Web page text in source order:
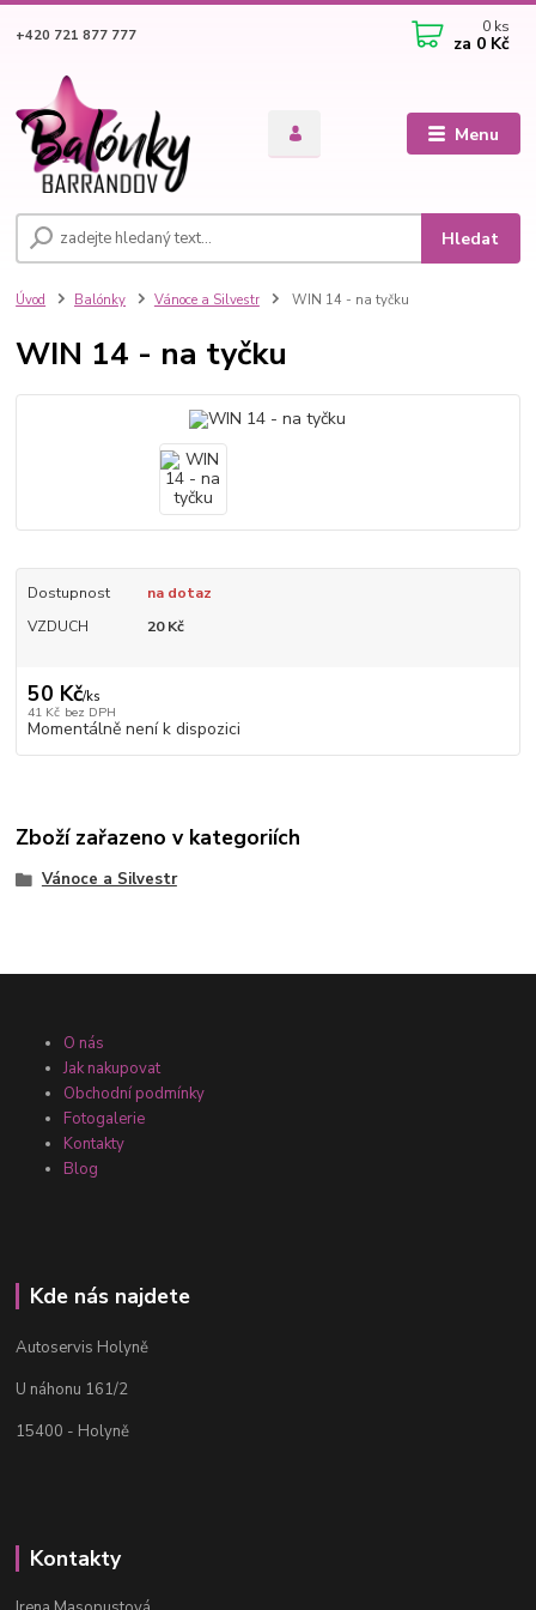
Menu
Hledat
+420 721 877 777 0 ks
za 0 Kč
Úvod Balónky Vánoce a Silvestr WIN 14 - na tyčku
WIN 14 - na tyčku
Dostupnost
na dotaz
VZDUCH
20 Kč
50 Kč/ks
41 Kč bez DPH
Momentálně není k dispozici
Zboží zařazeno v kategoriích
Vánoce a Silvestr
O nás
Jak nakupovat
Obchodní podmínky
Fotogalerie
Kontakty
Blog
Kde nás najdete
Autoservis Holyně
U náhonu 161/2
15400 - Holyně
Kontakty